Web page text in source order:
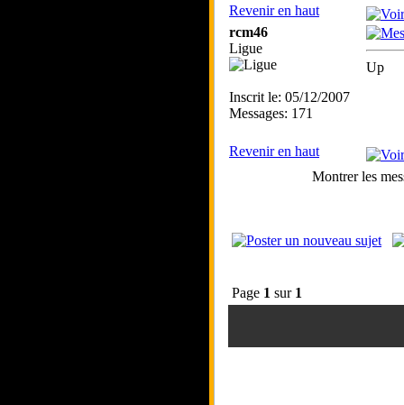
Revenir en haut
rcm46
Ligue
Inscrit le: 05/12/2007
Messages: 171
Up
Revenir en haut
Montrer les
Page 1 sur 1